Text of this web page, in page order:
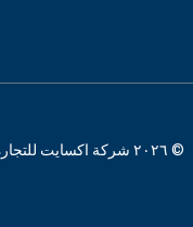
© ٢٠٢٦ شركة اكسايت للتجارة العامة ش.ش.و